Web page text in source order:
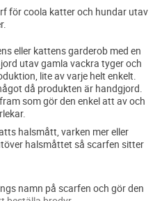
för coola katter och hundar utav
eller kattens garderob med en
utav gamla vackra tyger och
lite av varje helt enkelt.
då produkten är handgjord.
som gör den enkel att av och
halsmått, varken mer eller
halsmåttet så scarfen sitter
namn på scarfen och gör den